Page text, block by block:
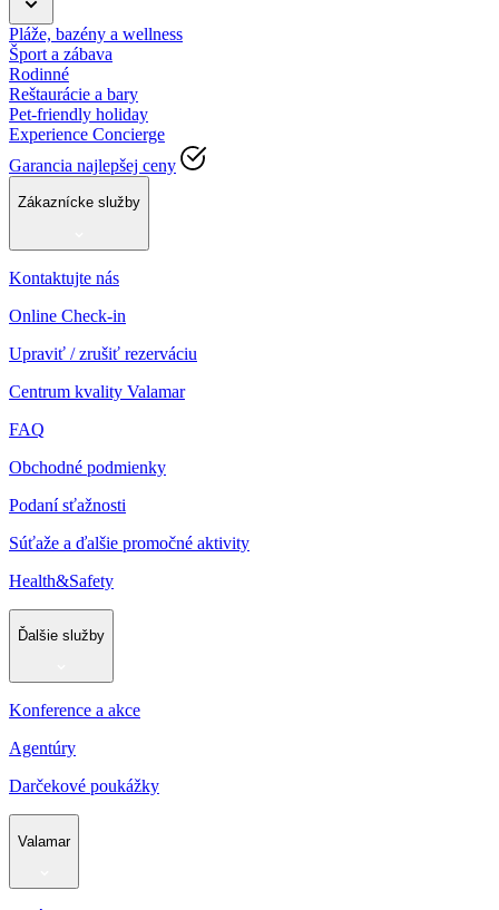
Pláže, bazény a wellness
Šport a zábava
Rodinné
Reštaurácie a bary
Pet-friendly holiday
Experience Concierge
Garancia najlepšej ceny
Zákaznícke služby
Kontaktujte nás
Online Check-in
Upraviť / zrušiť rezerváciu
Centrum kvality Valamar
FAQ
Obchodné podmienky
Podaní sťažnosti
Súťaže a ďalšie promočné aktivity
Health&Safety
Ďalšie služby
Konference a akce
Agentúry
Darčekové poukážky
Valamar